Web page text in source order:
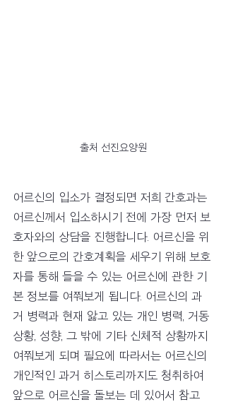
출처 선진요양원
어르신의 입소가 결정되면 저희 간호과는
어르신께서 입소하시기 전에 가장 먼저 보
호자와의 상담을 진행합니다. 어르신을 위
한 앞으로의 간호계획을 세우기 위해 보호
자를 통해 들을 수 있는 어르신에 관한 기
본 정보를 여쭤보게 됩니다. 어르신의 과
거 병력과 현재 앓고 있는 개인 병력, 거동
상황, 성향, 그 밖에 기타 신체적 상황까지
여쭤보게 되며 필요에 따라서는 어르신의
개인적인 과거 히스토리까지도 청취하여
앞으로 어르신을 돌보는 데 있어서 참고